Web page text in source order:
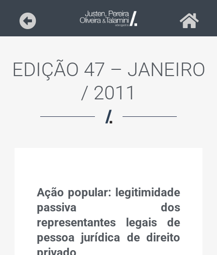
EDIÇÃO 47 – JANEIRO
/ 2011
Ação popular: legitimidade
passiva dos
representantes legais de
pessoa jurídica de direito